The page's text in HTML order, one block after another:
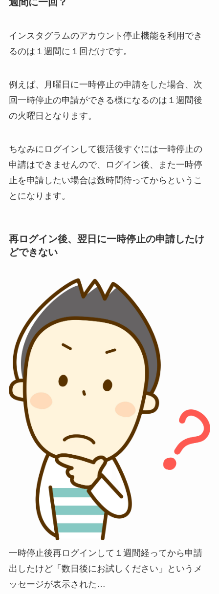
インスタグラムのアカウント停止機能を利用でき
るのは１週間に１回だけです。
例えば、月曜日に一時停止の申請をした場合、次
回一時停止の申請ができる様になるのは１週間後
の火曜日となります。
ちなみにログインして復活後すぐには一時停止の
申請はできませんので、ログイン後、また一時停
止を申請したい場合は数時間待ってからというこ
とになります。
再ログイン後、翌日に一時停止の申請したけ
どできない
一時停止後再ログインして１週間経ってから申請
出したけど「数日後にお試しください」というメ
ッセージが表示された…